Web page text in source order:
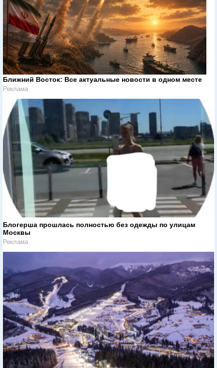
Ближний Восток: Все актуальные новости в одном месте
Реклама
Блогерша прошлась полностью без одежды по улицам
Москвы
Реклама